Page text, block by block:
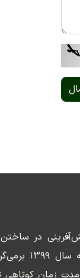
در
می‌گذارد.
زمان کوتاهی